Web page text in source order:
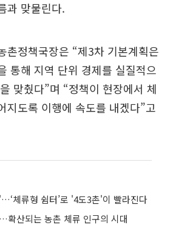
과 맞물린다.
촌정책국장은 “제3차 기본계획은
통해 지역 단위 경제를 실질적으
맞췄다”며 “정책이 현장에서 체
지도록 이행에 속도를 내겠다”고
체류형 쉼터’로 '4도3촌'이 빨라진다
확산되는 농촌 체류 인구의 시대